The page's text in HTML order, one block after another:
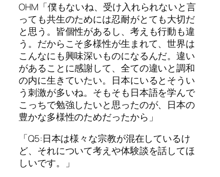
OHM「僕もないね、受け入れられないと言
っても共生のためには忍耐がとても大切だ
と思う。皆個性があるし、考えも行動も違
う。だからこそ多様性が生まれて、世界は
こんなにも興味深いものになるんだ。違い
があることに感謝して、全ての違いと調和
の内に生きていたい。日本にいるとそうい
う刺激が多いね。そもそも日本語を学んで
こっちで勉強したいと思ったのが、日本の
豊かな多様性のためだったから」
「Q5:日本は様々な宗教が混在しているけ
ど、それについて考えや体験談を話してほ
しいです。」